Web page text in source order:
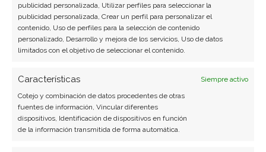
publicidad personalizada, Utilizar perfiles para seleccionar la
publicidad personalizada, Crear un perfil para personalizar el
contenido, Uso de perfiles para la selección de contenido
personalizado, Desarrollo y mejora de los servicios, Uso de datos
limitados con el objetivo de seleccionar el contenido.
Características
Siempre activo
Cotejo y combinación de datos procedentes de otras
fuentes de información, Vincular diferentes
dispositivos, Identificación de dispositivos en función
de la información transmitida de forma automática.
SOBRE EL AUTOR
Javier Martínez González
Ingeniero de software convertido en escritor
hardware, software empresarial y computación en
la nube.
Ver todos los artículos →